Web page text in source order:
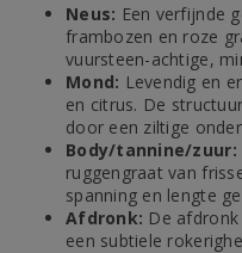
Neus: Een verfijnde
frambozen en roze
vuursteen-achtige,
Mond: Levendig en
en citrus. De
door een ziltige
Body/tannine/zuur:
ruggengraat van
spanning en lengte
Afdronk: De
een subtiele